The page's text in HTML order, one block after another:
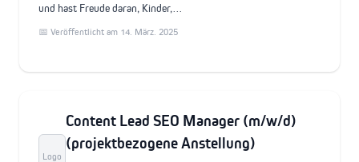
und hast Freude daran, Kinder,…
📅 Veröffentlicht am 14. März. 2025
Logo
Content Lead SEO Manager (m/w/d)
(projektbezogene Anstellung)